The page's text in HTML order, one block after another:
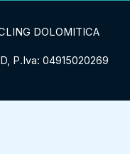
DOLOMITICA
P.Iva: 04915020269